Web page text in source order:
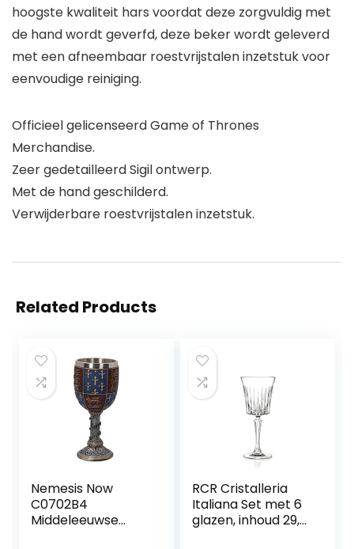
hoogste kwaliteit hars voordat deze zorgvuldig met
de hand wordt geverfd, deze beker wordt geleverd
met een afneembaar roestvrijstalen inzetstuk voor
eenvoudige reiniging.
Officieel gelicenseerd Game of Thrones
Merchandise.
Zeer gedetailleerd Sigil ontwerp.
Met de hand geschilderd.
Verwijderbare roestvrijstalen inzetstuk.
Related Products
Nemesis Now
C0702B4
Middeleeuwse
RCR Cristalleria
Italiana Set met 6
glazen, inhoud 29,8